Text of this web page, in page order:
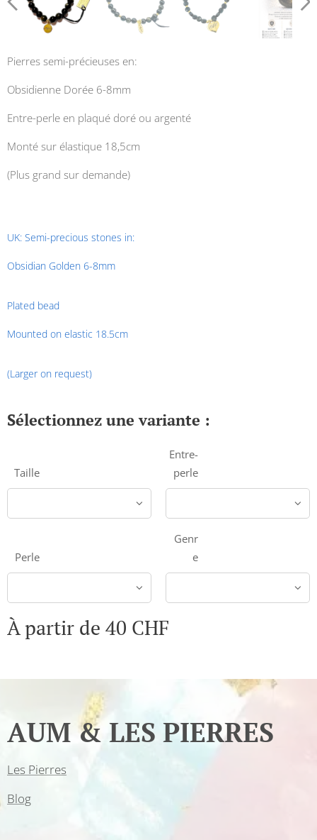
Pierres semi-précieuses en:
Obsidienne Dorée 6-8mm
Entre-perle en plaqué doré ou argenté
Monté sur élastique 18,5cm
(Plus grand sur demande)
UK: Semi-precious stones in:
Obsidian Golden 6-8mm
Plated bead
Mounted on elastic 18.5cm
(Larger on request)
Sélectionnez une variante :
Taille
Entre-
perle
Perle
Genr
e
À partir de 40 CHF
AUM & LES PIERRES
Les Pierres
Blog